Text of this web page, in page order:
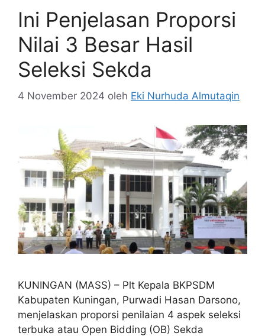
Ini Penjelasan Proporsi
Nilai 3 Besar Hasil
Seleksi Sekda
4 November 2024 oleh Eki Nurhuda Almutaqin
KUNINGAN (MASS) – Plt Kepala BKPSDM
Kabupaten Kuningan, Purwadi Hasan Darsono,
menjelaskan proporsi penilaian 4 aspek seleksi
terbuka atau Open Bidding (OB) Sekda